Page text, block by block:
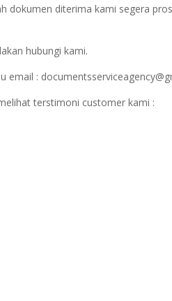
dokumen diterima kami segera
hubungi kami.
email :
terstimoni customer kami :